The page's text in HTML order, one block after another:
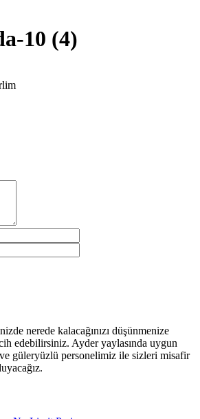
10 (4)
nerede kalacağınızı düşünmenize
edebilirsiniz. Ayder yaylasında uygun
güleryüzlü personelimiz ile sizleri misafir